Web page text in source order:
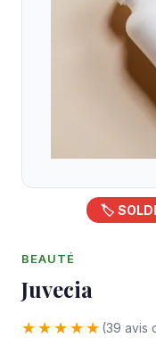
🏷️
BEAUTÉ
Juvecia
★★★★★ (39 avis